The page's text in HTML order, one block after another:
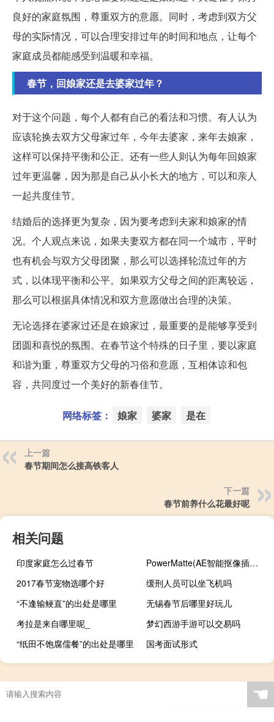
良好的家庭氛围，尊重双方的意愿。同时，考虑到双方父
母的实际情况，可以合理安排过年的时间和地点，让每个
家庭成员都能感受到温暖和幸福。
春节，回娘家还是去婆家过年？
对于这个问题，每个人都有自己的看法和习惯。有人认为
应该轮换去双方父母家过年，今年去婆家，来年去娘家，
这样可以保持平衡和公正。还有一些人则认为每年回娘家
过年更温馨，因为那是自己从小长大的地方，可以和亲人
一起共度佳节。
结婚后的选择更为复杂，因为要考虑到夫家和娘家的情
况。个人观点来说，如果夫妻双方都在同一个城市，平时
也有机会与双方父母团聚，那么可以选择轮流过年的方
式，以体现平衡和公平。如果双方父母之间的距离较远，
那么可以根据具体情况和双方意愿做出合理的决策。
无论选择在婆家过还是在娘家过，最重要的是能够享受到
团圆和喜悦的氛围。在春节这个特殊的日子里，要以家庭
和谐为重，尊重双方父母的习俗和意愿，互相体谅和包
容，共同度过一个美好的新春佳节。
网络标签： 娘家 婆家 是在
上一篇
春节期间怎么接高铁客人
下一篇
春节前养什么花最好呢
相关问题
印度家庭怎么过春节
PowerMatte(AE智能抠像插件) V2.0.1 官方版（PowerMatte(AE智能抠像插件) V2.0.1 官方版功能简介）
2017春节宠物选哪个好
缓刑人员可以坐飞机吗
“不逢输鲠直”的出处是哪里
无锡春节后哪里好玩儿
考拉是来自哪里呢_
梦幻西游手游可以交易吗
“纸田不饱腐儒餐”的出处是哪里
国考面试形式
☚